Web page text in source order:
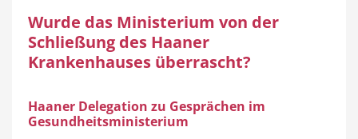
Wurde das Ministerium von der
Schließung des Haaner
Krankenhauses überrascht?
Haaner Delegation zu Gesprächen im
Gesundheitsministerium